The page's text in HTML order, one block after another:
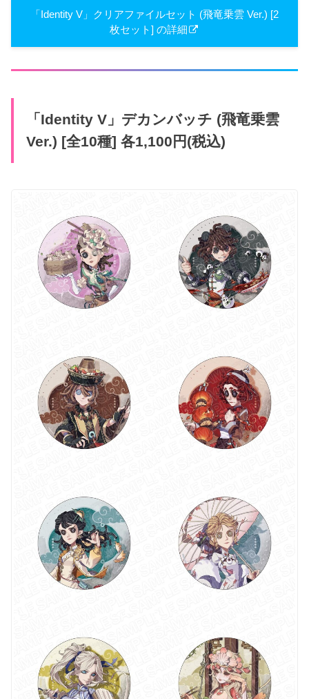
「Identity V」クリアファイルセット (飛竜乗雲 Ver.) [2
枚セット] の詳細
「Identity V」デカンバッチ (飛竜乗雲
Ver.) [全10種] 各1,100円(税込)